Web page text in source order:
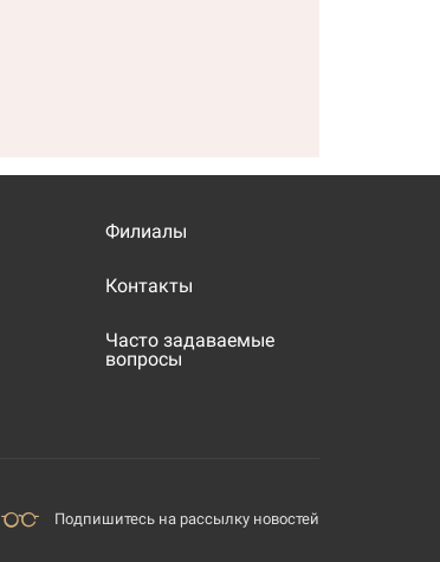
Филиалы
Контакты
Часто задаваемые
вопросы
Подпишитесь на рассылку новостей